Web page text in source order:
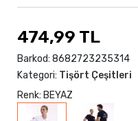
474,99 TL
Barkod: 8682723235314
Kategori: Tişört Çeşitleri
Renk: BEYAZ